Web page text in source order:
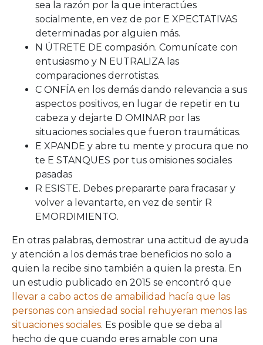
sea la razón por la que interactúes
socialmente, en vez de por E XPECTATIVAS
determinadas por alguien más.
N ÚTRETE DE compasión. Comunícate con
entusiasmo y N EUTRALIZA las
comparaciones derrotistas.
C ONFÍA en los demás dando relevancia a sus
aspectos positivos, en lugar de repetir en tu
cabeza y dejarte D OMINAR por las
situaciones sociales que fueron traumáticas.
E XPANDE y abre tu mente y procura que no
te E STANQUES por tus omisiones sociales
pasadas
R ESISTE. Debes prepararte para fracasar y
volver a levantarte, en vez de sentir R
EMORDIMIENTO.
En otras palabras, demostrar una actitud de ayuda
y atención a los demás trae beneficios no solo a
quien la recibe sino también a quien la presta. En
un estudio publicado en 2015 se encontró que
llevar a cabo actos de amabilidad hacía que las
personas con ansiedad social rehuyeran menos las
situaciones sociales. Es posible que se deba al
hecho de que cuando eres amable con una